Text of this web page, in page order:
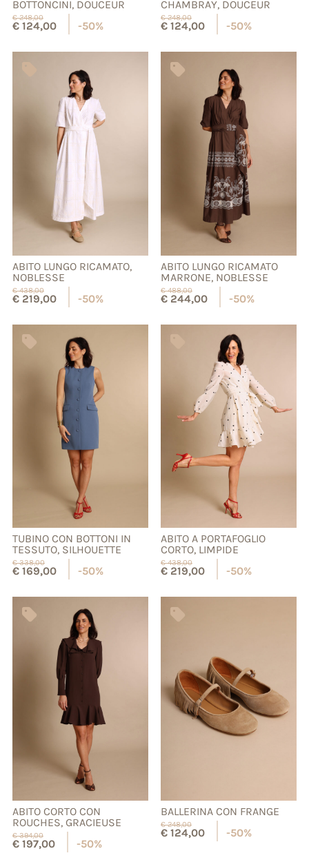
BOTTONCINI, DOUCEUR
€248,00
€124,00 -50%
CHAMBRAY, DOUCEUR
€248,00
€124,00 -50%
ABITO LUNGO RICAMATO,
NOBLESSE
€438,00
€219,00 -50%
ABITO LUNGO RICAMATO
MARRONE, NOBLESSE
€488,00
€244,00 -50%
TUBINO CON BOTTONI IN
TESSUTO, SILHOUETTE
€338,00
€169,00 -50%
ABITO A PORTAFOGLIO
CORTO, LIMPIDE
€438,00
€219,00 -50%
ABITO CORTO CON
ROUCHES, GRACIEUSE
€394,00
€197,00 -50%
BALLERINA CON FRANGE
€248,00
€124,00 -50%